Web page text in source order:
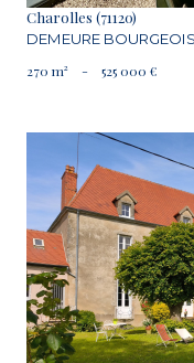
Charolles (71120)
DEMEURE
270 m²
- 525 000 €